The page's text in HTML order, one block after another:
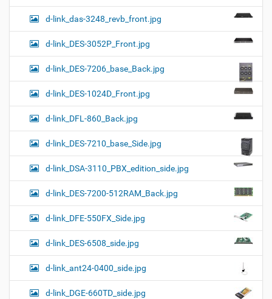
d-link_das-3248_revb_front.jpg
d-link_DES-3052P_Front.jpg
d-link_DES-7206_base_Back.jpg
d-link_DES-1024D_Front.jpg
d-link_DFL-860_Back.jpg
d-link_DES-7210_base_Side.jpg
d-link_DSA-3110_PBX_edition_side.jpg
d-link_DES-7200-512RAM_Back.jpg
d-link_DFE-550FX_Side.jpg
d-link_DES-6508_side.jpg
d-link_ant24-0400_side.jpg
d-link_DGE-660TD_side.jpg